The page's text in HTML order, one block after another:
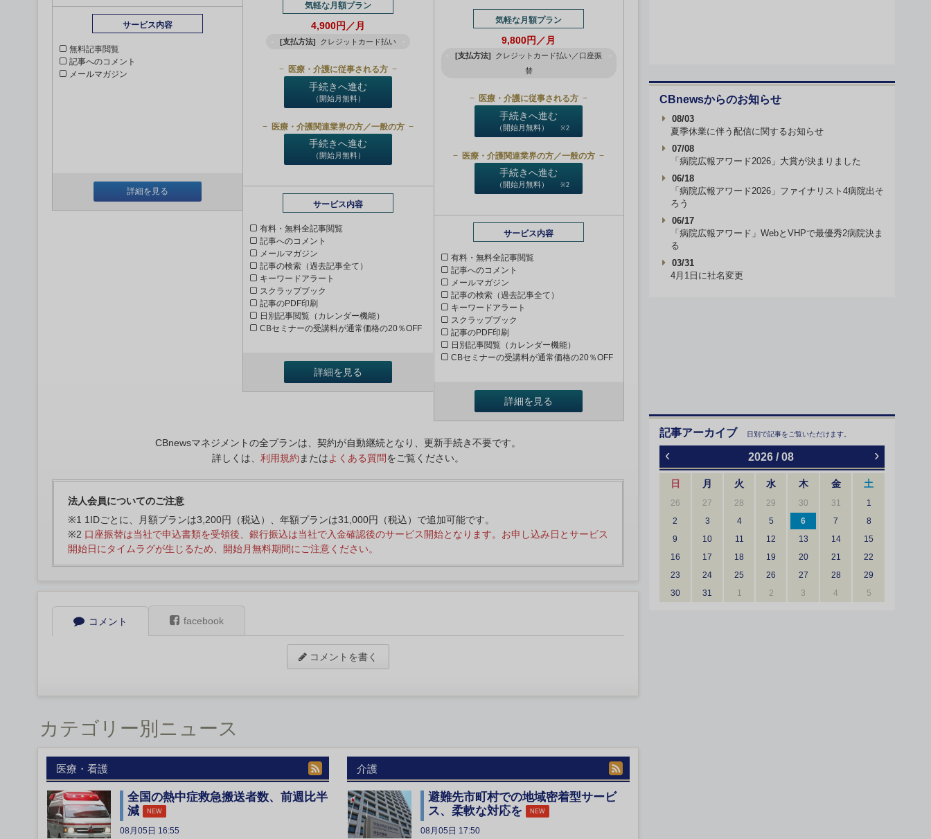
サービス内容
無料記事閲覧
記事へのコメント
メールマガジン
詳細を見る
気軽な月額プラン
4,900円／月
[支払方法] クレジットカード払い
医療・介護に従事される方
手続きへ進む
（開始月無料）
医療・介護関連業界の方／一般の方
手続きへ進む
（開始月無料）
サービス内容
有料・無料全記事閲覧
記事へのコメント
メールマガジン
記事の検索（過去記事全て）
キーワードアラート
スクラップブック
記事のPDF印刷
日別記事閲覧（カレンダー機能）
CBセミナーの受講料が通常価格の20％OFF
詳細を見る
気軽な月額プラン
9,800円／月
[支払方法]
クレジットカード払い／口座振
替
医療・介護に従事される方
手続きへ進む
（開始月無料） ※2
医療・介護関連業界の方／一般の方
手続きへ進む
（開始月無料） ※2
サービス内容
有料・無料全記事閲覧
記事へのコメント
メールマガジン
記事の検索（過去記事全て）
キーワードアラート
スクラップブック
記事のPDF印刷
日別記事閲覧（カレンダー機能）
CBセミナーの受講料が通常価格の20％OFF
詳細を見る
CBnewsマネジメントの全プランは、契約が自動継続となり、更新手続き不要です。
詳しくは、 利用規約 またはよくある質問をご覧ください。
法人会員についてのご注意
※1 1IDごとに、月額プランは3,200円（税込）、年額プランは31,000円（税込）で追加可能です。
※2 口座振替は当社で申込書類を受領後、銀行振込は当社で入金確認後のサービス開始となります。お申し込み日とサービス
開始日にタイムラグが生じるため、開始月無料期間にご注意ください。
コメント facebook
コメントを書く
カテゴリー別ニュース
医療・看護
全国の熱中症救急搬送者数、前週比半
減
NEW
08月05日 16:55
介護
避難先市町村での地域密着型サービ
ス、柔軟な対応を
NEW
08月05日 17:50
CBnewsからのお知らせ
08/03
夏季休業に伴う配信に関するお知らせ
07/08
「病院広報アワード2026」大賞が決まりました
06/18
「病院広報アワード2026」ファイナリスト4病院出そ
ろう
06/17
「病院広報アワード」WebとVHPで最優秀2病院決ま
る
03/31
4月1日に社名変更
記事アーカイブ 日別で記事をご覧いただけます。
‹ 2026 / 08 ›
日 月 火 水 木 金 土
26 27 28 29 30 31
1
2
3 4 5 6 7
8
9
10 11 12 13 14
15
16
17 18 19 20 21
22
23
24 25 26 27 28
29
30
31 1 2 3 4 5